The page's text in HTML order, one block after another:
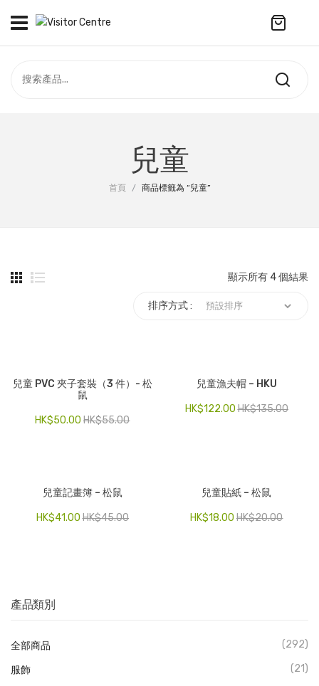
合作社
訂製產品
禮品套裝
其他
玩具
兒童
首頁 / 商品標籤為 “兒童”
產品類別
全部商品 (292)
服飾 (21)
顯示所有 4 個結果
排序方式 :
兒童 PVC 夾子套裝（3 件）- 松
鼠
HK$55.00
HK$50.00
兒童漁夫帽 – HKU
HK$135.00
HK$122.00
兒童記畫簿 – 松鼠
HK$45.00
HK$41.00
兒童貼紙 – 松鼠
HK$20.00
HK$18.00